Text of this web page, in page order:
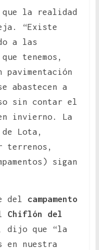
la realidad
“Existe
a las
tenemos,
pavimentación
abastecen a
sin contar el
invierno. La
Lota,
terrenos,
sigan
del campamento
Chiflón del
dijo que “la
en nuestra